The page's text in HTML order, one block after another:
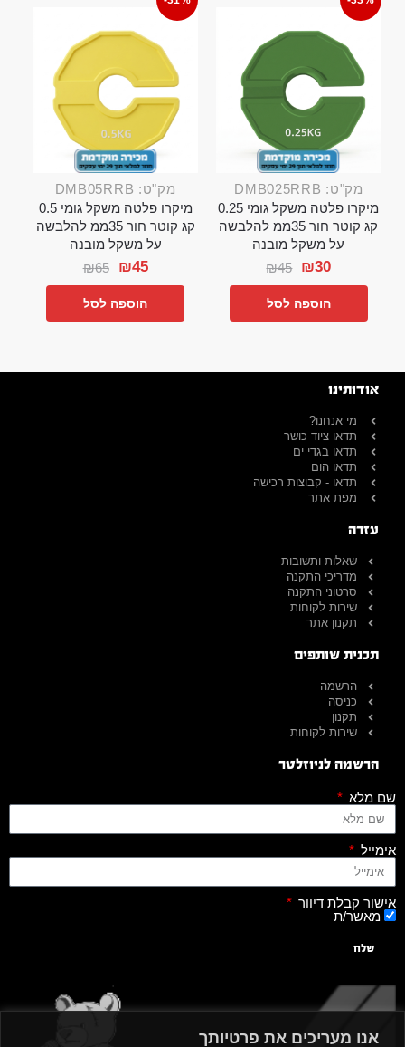
אנו מעריכים את פרטיותך
מק"ט: DMB025RRB
מיקרו פלטה משקל גומי 0.25
קג קוטר חור 35ממ להלבשה
על משקל מובנה
₪45 ₪30
הוספה לסל
מק"ט: DMB05RRB
מיקרו פלטה משקל גומי 0.5
קג קוטר חור 35ממ להלבשה
על משקל מובנה
₪65 ₪45
הוספה לסל
אודותינו
מי אנחנו?
תדאו ציוד כושר
תדאו בגדי ים
תדאו הום
תדאו - קבוצות רכישה
מפת אתר
עזרה
שאלות ותשובות
מדריכי התקנה
סרטוני התקנה
שירות לקוחות
תקנון אתר
תכנית שותפים
הרשמה
כניסה
תקנון
שירות לקוחות
הרשמה לניוזלטר
שם מלא
אימייל
אישור קבלת דיוור
מאשר/ת
שלח